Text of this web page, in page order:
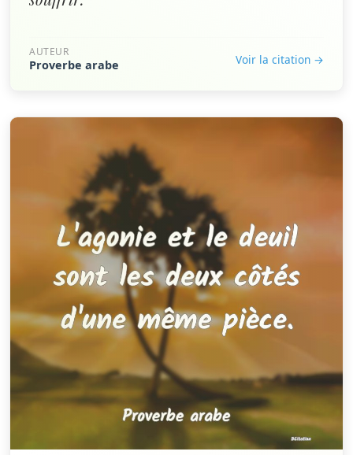
AUTEUR
Proverbe arabe Voir la citation →